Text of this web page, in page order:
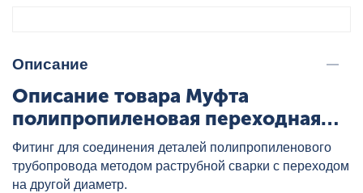
Описание
Описание товара Муфта
полипропиленовая переходная
90x75 бел. VALTEC, артикул:
VTp.705.0.090075
Фитинг для соединения деталей полипропиленового
трубопровода методом раструбной сварки с переходом
на другой диаметр.